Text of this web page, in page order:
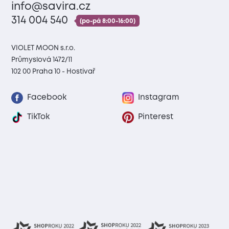
info@savira.cz
314 004 540
(po-pá 8:00-16:00)
VIOLET MOON s.r.o.
Průmyslová 1472/11
102 00 Praha 10 - Hostivař
Facebook Instagram
TikTok Pinterest